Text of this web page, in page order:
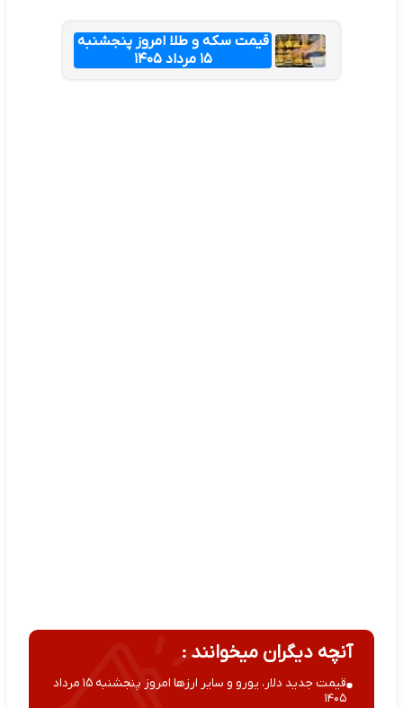
قیمت سکه و طلا امروز پنجشنبه
۱۵ مرداد ۱۴۰۵
آنچه دیگران میخوانند :
قیمت جدید دلار، یورو و سایر ارزها امروز پنجشنبه ۱۵ مرداد
۱۴۰۵